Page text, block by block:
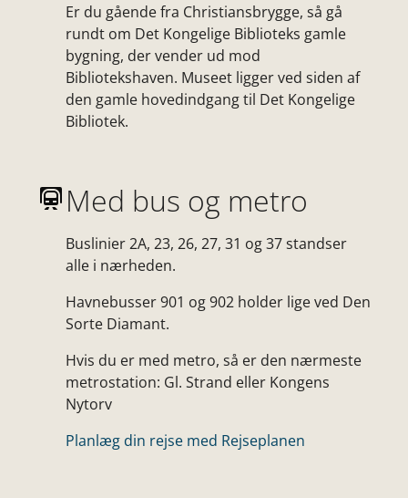
Er du gående fra Christiansbrygge, så gå
rundt om Det Kongelige Biblioteks gamle
bygning, der vender ud mod
Bibliotekshaven. Museet ligger ved siden af
den gamle hovedindgang til Det Kongelige
Bibliotek.
Med bus og metro
Buslinier 2A, 23, 26, 27, 31 og 37 standser
alle i nærheden.
Havnebusser 901 og 902 holder lige ved Den
Sorte Diamant.
Hvis du er med metro, så er den nærmeste
metrostation: Gl. Strand eller Kongens
Nytorv
Planlæg din rejse med Rejseplanen